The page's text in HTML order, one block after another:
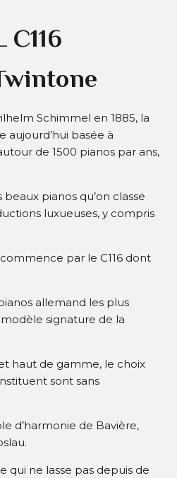
Schimmel en 1885, la
basée à
de 1500 pianos par ans,
pianos qu’on classe
luxueuses, y compris
par le C116 dont
allemand les plus
signature de la
haut de gamme, le choix
sont sans
d’harmonie de Bavière,
qui ne lasse pas depuis de